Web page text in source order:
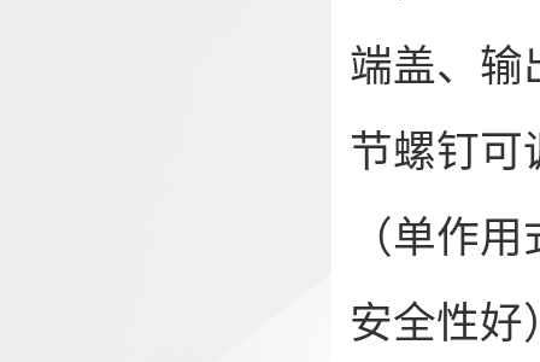
端盖、输
节螺钉可
（单作
安全性好